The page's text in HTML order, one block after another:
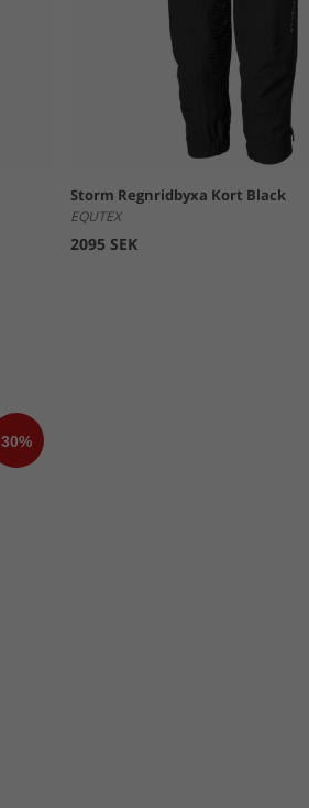
Storm Regnridbyxa Kort Black
EQUTEX
2095 SEK